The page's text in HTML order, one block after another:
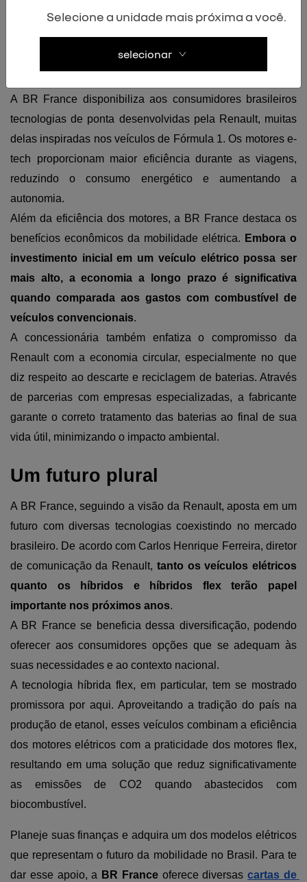
Inovação
A BR France disponibiliza aos consumidores brasileiros
tecnologias de ponta desenvolvidas pela Renault, muitas
delas inspiradas nos veículos de Fórmula 1. Os motores e-
tech proporcionam maior eficiência durante as viagens,
reduzindo o consumo energético e aumentando a
autonomia.
Além da eficiência dos motores, a BR France destaca os
benefícios econômicos da mobilidade elétrica. Embora o
investimento inicial em um veículo elétrico possa ser
mais alto, a economia a longo prazo é significativa
quando comparada aos gastos com combustível de
veículos convencionais.
A concessionária também enfatiza o compromisso da
Renault com a economia circular, especialmente no que
diz respeito ao descarte e reciclagem de baterias. Através
de parcerias com empresas especializadas, a fabricante
garante o correto tratamento das baterias ao final de sua
vida útil, minimizando o impacto ambiental.
Um futuro plural
A BR France, seguindo a visão da Renault, aposta em um
futuro com diversas tecnologias coexistindo no mercado
brasileiro. De acordo com Carlos Henrique Ferreira, diretor
de comunicação da Renault, tanto os veículos elétricos
quanto os híbridos e híbridos flex terão papel
importante nos próximos anos.
A BR France se beneficia dessa diversificação, podendo
oferecer aos consumidores opções que se adequam às
suas necessidades e ao contexto nacional.
A tecnologia híbrida flex, em particular, tem se mostrado
promissora por aqui. Aproveitando a tradição do país na
produção de etanol, esses veículos combinam a eficiência
dos motores elétricos com a praticidade dos motores flex,
resultando em uma solução que reduz significativamente
as emissões de CO2 quando abastecidos com
biocombustível.
Planeje suas finanças e adquira um dos modelos elétricos
que representam o futuro da mobilidade no Brasil. Para te
dar esse apoio, a BR France oferece diversas cartas de
Selecione a unidade mais próxima a você.
selecionar